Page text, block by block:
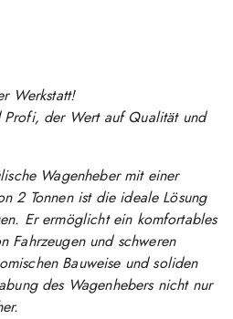
Werkstatt!
Profi, der Wert auf Qualität und
Wagenheber mit einer
2 Tonnen ist die ideale Lösung
Er ermöglicht ein komfortables
Fahrzeugen und schweren
Bauweise und soliden
des Wagenhebers nicht nur